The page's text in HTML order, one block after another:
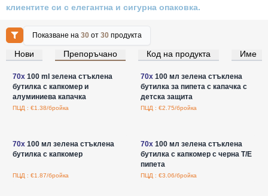
клиентите си с елегантна и сигурна опаковка.
Показване на30 от30 продукта
Нови Препоръчано Код на продукта Име
Влезте за цени на едро
70x100 ml зелена стъклена
бутилка с капкомер и
алуминиева капачка
ПЦД : €1.38/бройка
Влезте за цени на едро
70x100 мл зелена стъклена
бутилка за пипета с капачка с
детска защита
ПЦД : €2.75/бройка
70x100 мл зелена стъклена
бутилка с капкомер
ПЦД : €1.87/бройка
70x100 мл зелена стъклена
бутилка с капкомер с черна T/E
пипета
ПЦД : €3.06/бройка